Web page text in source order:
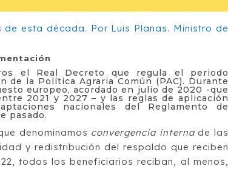
el Real Decreto que regula el periodo
la Política Agraria Común (PAC). Durante
europeo, acordado en julio de 2020 -que
2021 y 2027 – y las reglas de aplicación
nacionales del Reglamento de
pasado.
denominamos convergencia internade las
y redistribución del respaldo que reciben
todos los beneficiarios reciban, al menos,